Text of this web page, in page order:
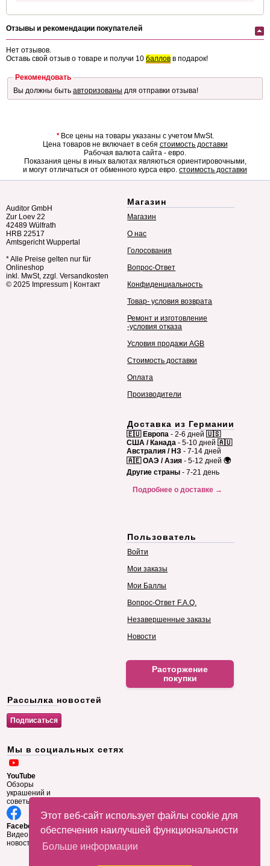
Этот веб-сайт использует файлы cookie для
обеспечения наилучшей функциональности
Больше информации
Отзывы и рекомендации покупателей
Нет отзывов.
Оставь свой отзыв о товаре и получи 10 баллов в подарок!
Рекомендовать
Вы должны быть авторизованы для отправки отзыва!
*Все цены на товары указаны с учетом MwSt.
Цена товаров не включает в себя стоимость доставки
Рабочая валюта сайта - евро.
Показания цены в иных валютах являються ориентировочными,
и могут отличаться от обменного курса евро. стоимость доставки
Auditor GmbH
Zur Loev 22
42489 Wülfrath
HRB 22517
Amtsgericht Wuppertal
* Alle Preise gelten nur für
Onlineshop
inkl. MwSt, zzgl. Versandkosten
© 2025 Impressum Контакт
Магазин
Магазин
О нас
Голосования
Вопрос-Ответ
Конфиденциальность
Товар- условия возврата
Ремонт и изготовление
-условия отказа
Условия продажи AGB
Стоимость доставки
Оплата
Производители
Доставка из Германии
🇪🇺 Европа - 2-6 дней 🇺🇸
США / Канада - 5-10 дней 🇦🇺
Австралия / НЗ - 7-14 дней
🇦🇪 ОАЭ / Азия - 5-12 дней 🌍
Другие страны - 7-21 день
Подробнее о доставке →
Пользователь
Войти
Мои заказы
Мои Баллы
Вопрос-Ответ F.A.Q.
Незавершенные заказы
Новости
Расторжение
покупки
Рассылка новостей
Мы в социальных сетях
YouTube
Обзоры
украшений и
советы
Facebook
Видео и
новости